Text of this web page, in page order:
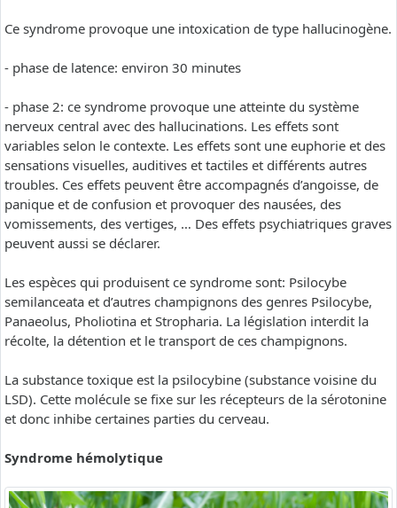
Ce syndrome provoque une intoxication de type hallucinogène.
- phase de latence: environ 30 minutes
- phase 2: ce syndrome provoque une atteinte du système
nerveux central avec des hallucinations. Les effets sont
variables selon le contexte. Les effets sont une euphorie et des
sensations visuelles, auditives et tactiles et différents autres
troubles. Ces effets peuvent être accompagnés d’angoisse, de
panique et de confusion et provoquer des nausées, des
vomissements, des vertiges, … Des effets psychiatriques graves
peuvent aussi se déclarer.
Les espèces qui produisent ce syndrome sont: Psilocybe
semilanceata et d’autres champignons des genres Psilocybe,
Panaeolus, Pholiotina et Stropharia. La législation interdit la
récolte, la détention et le transport de ces champignons.
La substance toxique est la psilocybine (substance voisine du
LSD). Cette molécule se fixe sur les récepteurs de la sérotonine
et donc inhibe certaines parties du cerveau.
Syndrome hémolytique